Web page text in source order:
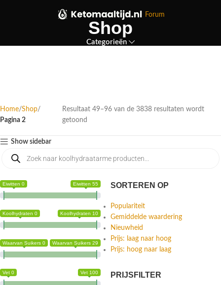
Forum
Shop
Categorieën
Home Shop
Pagina 2
Resultaat 49–96 van de 3838 resultaten wordt
getoond
Show sidebar
Eiwitten 0 Eiwitten 55
Koolhydraten 0 Koolhydraten 10
Waarvan Suikers 0 Waarvan Suikers 29
Vet 0 Vet 100
SORTEREN OP
Populariteit
Gemiddelde waardering
Nieuwheid
Prijs: laag naar hoog
Prijs: hoog naar laag
PRIJSFILTER